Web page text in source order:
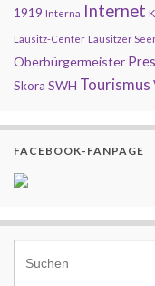
1919 Interna Internet
Lausitz-Center Lausitzer
Oberbürgermeister
Skora SWH Tourismus
FACEBOOK-FANPAGE